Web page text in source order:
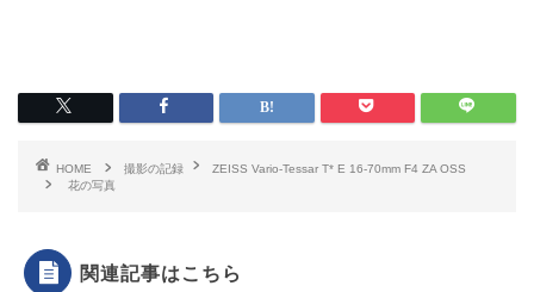
HOME 撮影の記録
ZEISS Vario-Tessar T* E 16-70mm F4 ZA OSS
花の写真
関連記事はこちら